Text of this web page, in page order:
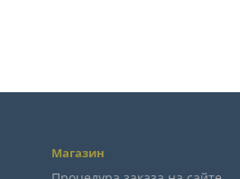
Магазин